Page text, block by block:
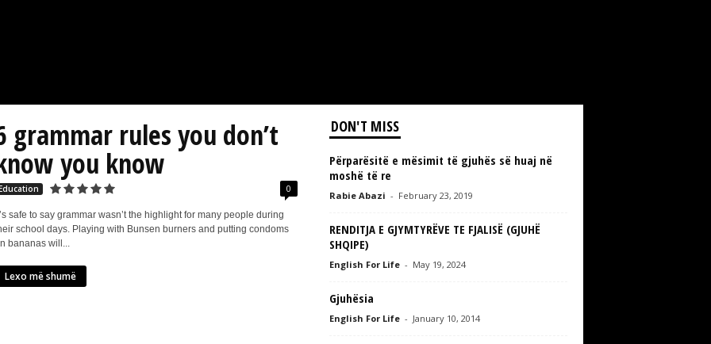
grammar rules you don’t
you know
0
safe to say grammar wasn’t the highlight for many people during
school days. Playing with Bunsen burners and putting condoms
bananas will...
Lexo më shumë
DON'T MISS
Përparësitë e mësimit të gjuhës së huaj në
moshë të re
Rabie Abazi - February 23, 2019
RENDITJA E GJYMTYRËVE TE FJALISË (GJUHË
SHQIPE)
English For Life - May 19, 2024
Gjuhësia
English For Life - January 10, 2014